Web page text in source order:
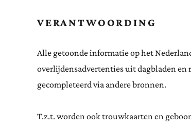
VERANTWOORDING
Alle getoonde informatie op het
overlijdensadvertenties uit dagbladen en
gecompleteerd via andere bronnen.
T.z.t. worden ook trouwkaarten en